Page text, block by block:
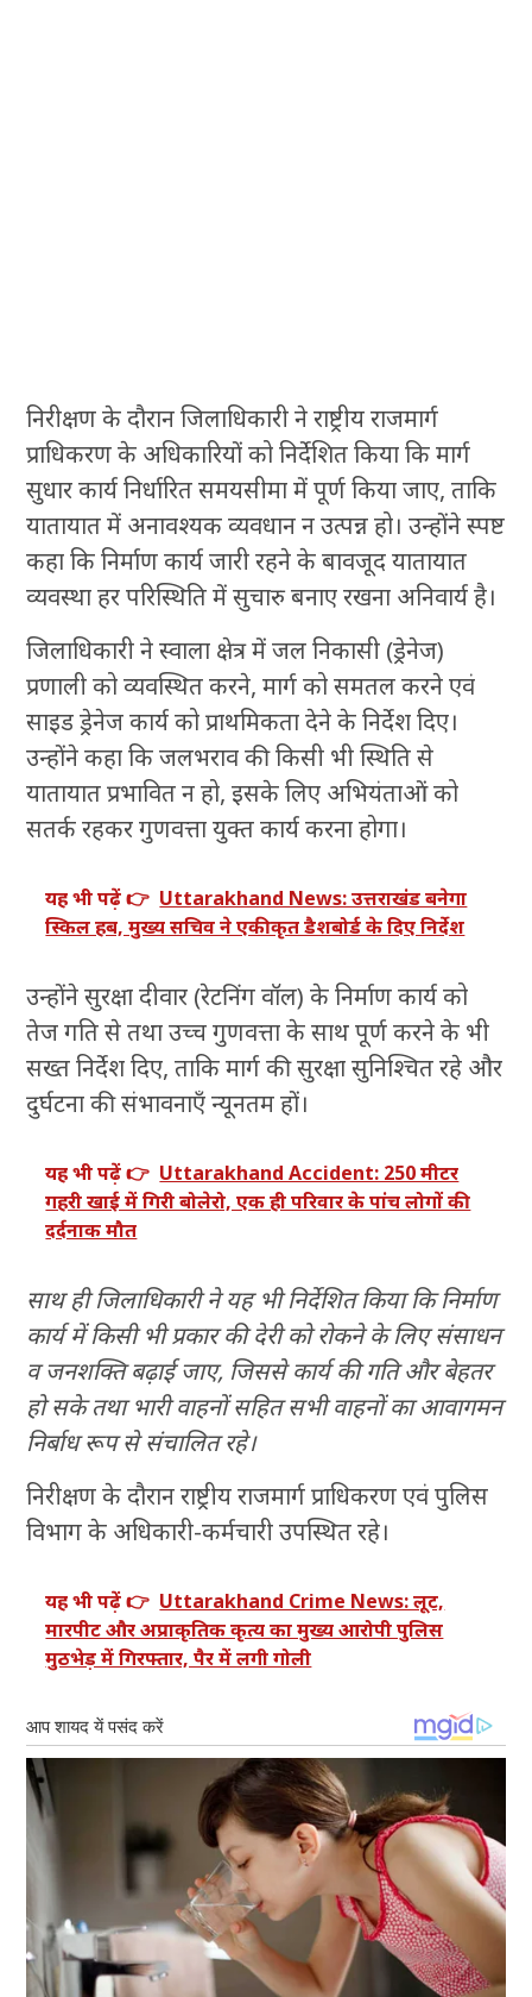
निरीक्षण के दौरान जिलाधिकारी ने राष्ट्रीय राजमार्ग
प्राधिकरण के अधिकारियों को निर्देशित किया कि मार्ग
सुधार कार्य निर्धारित समयसीमा में पूर्ण किया जाए, ताकि
यातायात में अनावश्यक व्यवधान न उत्पन्न हो। उन्होंने स्पष्ट
कहा कि निर्माण कार्य जारी रहने के बावजूद यातायात
व्यवस्था हर परिस्थिति में सुचारु बनाए रखना अनिवार्य है।
जिलाधिकारी ने स्वाला क्षेत्र में जल निकासी (ड्रेनेज)
प्रणाली को व्यवस्थित करने, मार्ग को समतल करने एवं
साइड ड्रेनेज कार्य को प्राथमिकता देने के निर्देश दिए।
उन्होंने कहा कि जलभराव की किसी भी स्थिति से
यातायात प्रभावित न हो, इसके लिए अभियंताओं को
सतर्क रहकर गुणवत्ता युक्त कार्य करना होगा।
यह भी पढ़ें 👉 Uttarakhand News: उत्तराखंड बनेगा
स्किल हब, मुख्य सचिव ने एकीकृत डैशबोर्ड के दिए निर्देश
उन्होंने सुरक्षा दीवार (रेटनिंग वॉल) के निर्माण कार्य को
तेज गति से तथा उच्च गुणवत्ता के साथ पूर्ण करने के भी
सख्त निर्देश दिए, ताकि मार्ग की सुरक्षा सुनिश्चित रहे और
दुर्घटना की संभावनाएँ न्यूनतम हों।
यह भी पढ़ें 👉 Uttarakhand Accident: 250 मीटर
गहरी खाई में गिरी बोलेरो, एक ही परिवार के पांच लोगों की
दर्दनाक मौत
साथ ही जिलाधिकारी ने यह भी निर्देशित किया कि निर्माण
कार्य में किसी भी प्रकार की देरी को रोकने के लिए संसाधन
व जनशक्ति बढ़ाई जाए, जिससे कार्य की गति और बेहतर
हो सके तथा भारी वाहनों सहित सभी वाहनों का आवागमन
निर्बाध रूप से संचालित रहे।
निरीक्षण के दौरान राष्ट्रीय राजमार्ग प्राधिकरण एवं पुलिस
विभाग के अधिकारी-कर्मचारी उपस्थित रहे।
यह भी पढ़ें 👉 Uttarakhand Crime News: लूट,
मारपीट और अप्राकृतिक कृत्य का मुख्य आरोपी पुलिस
मुठभेड़ में गिरफ्तार, पैर में लगी गोली